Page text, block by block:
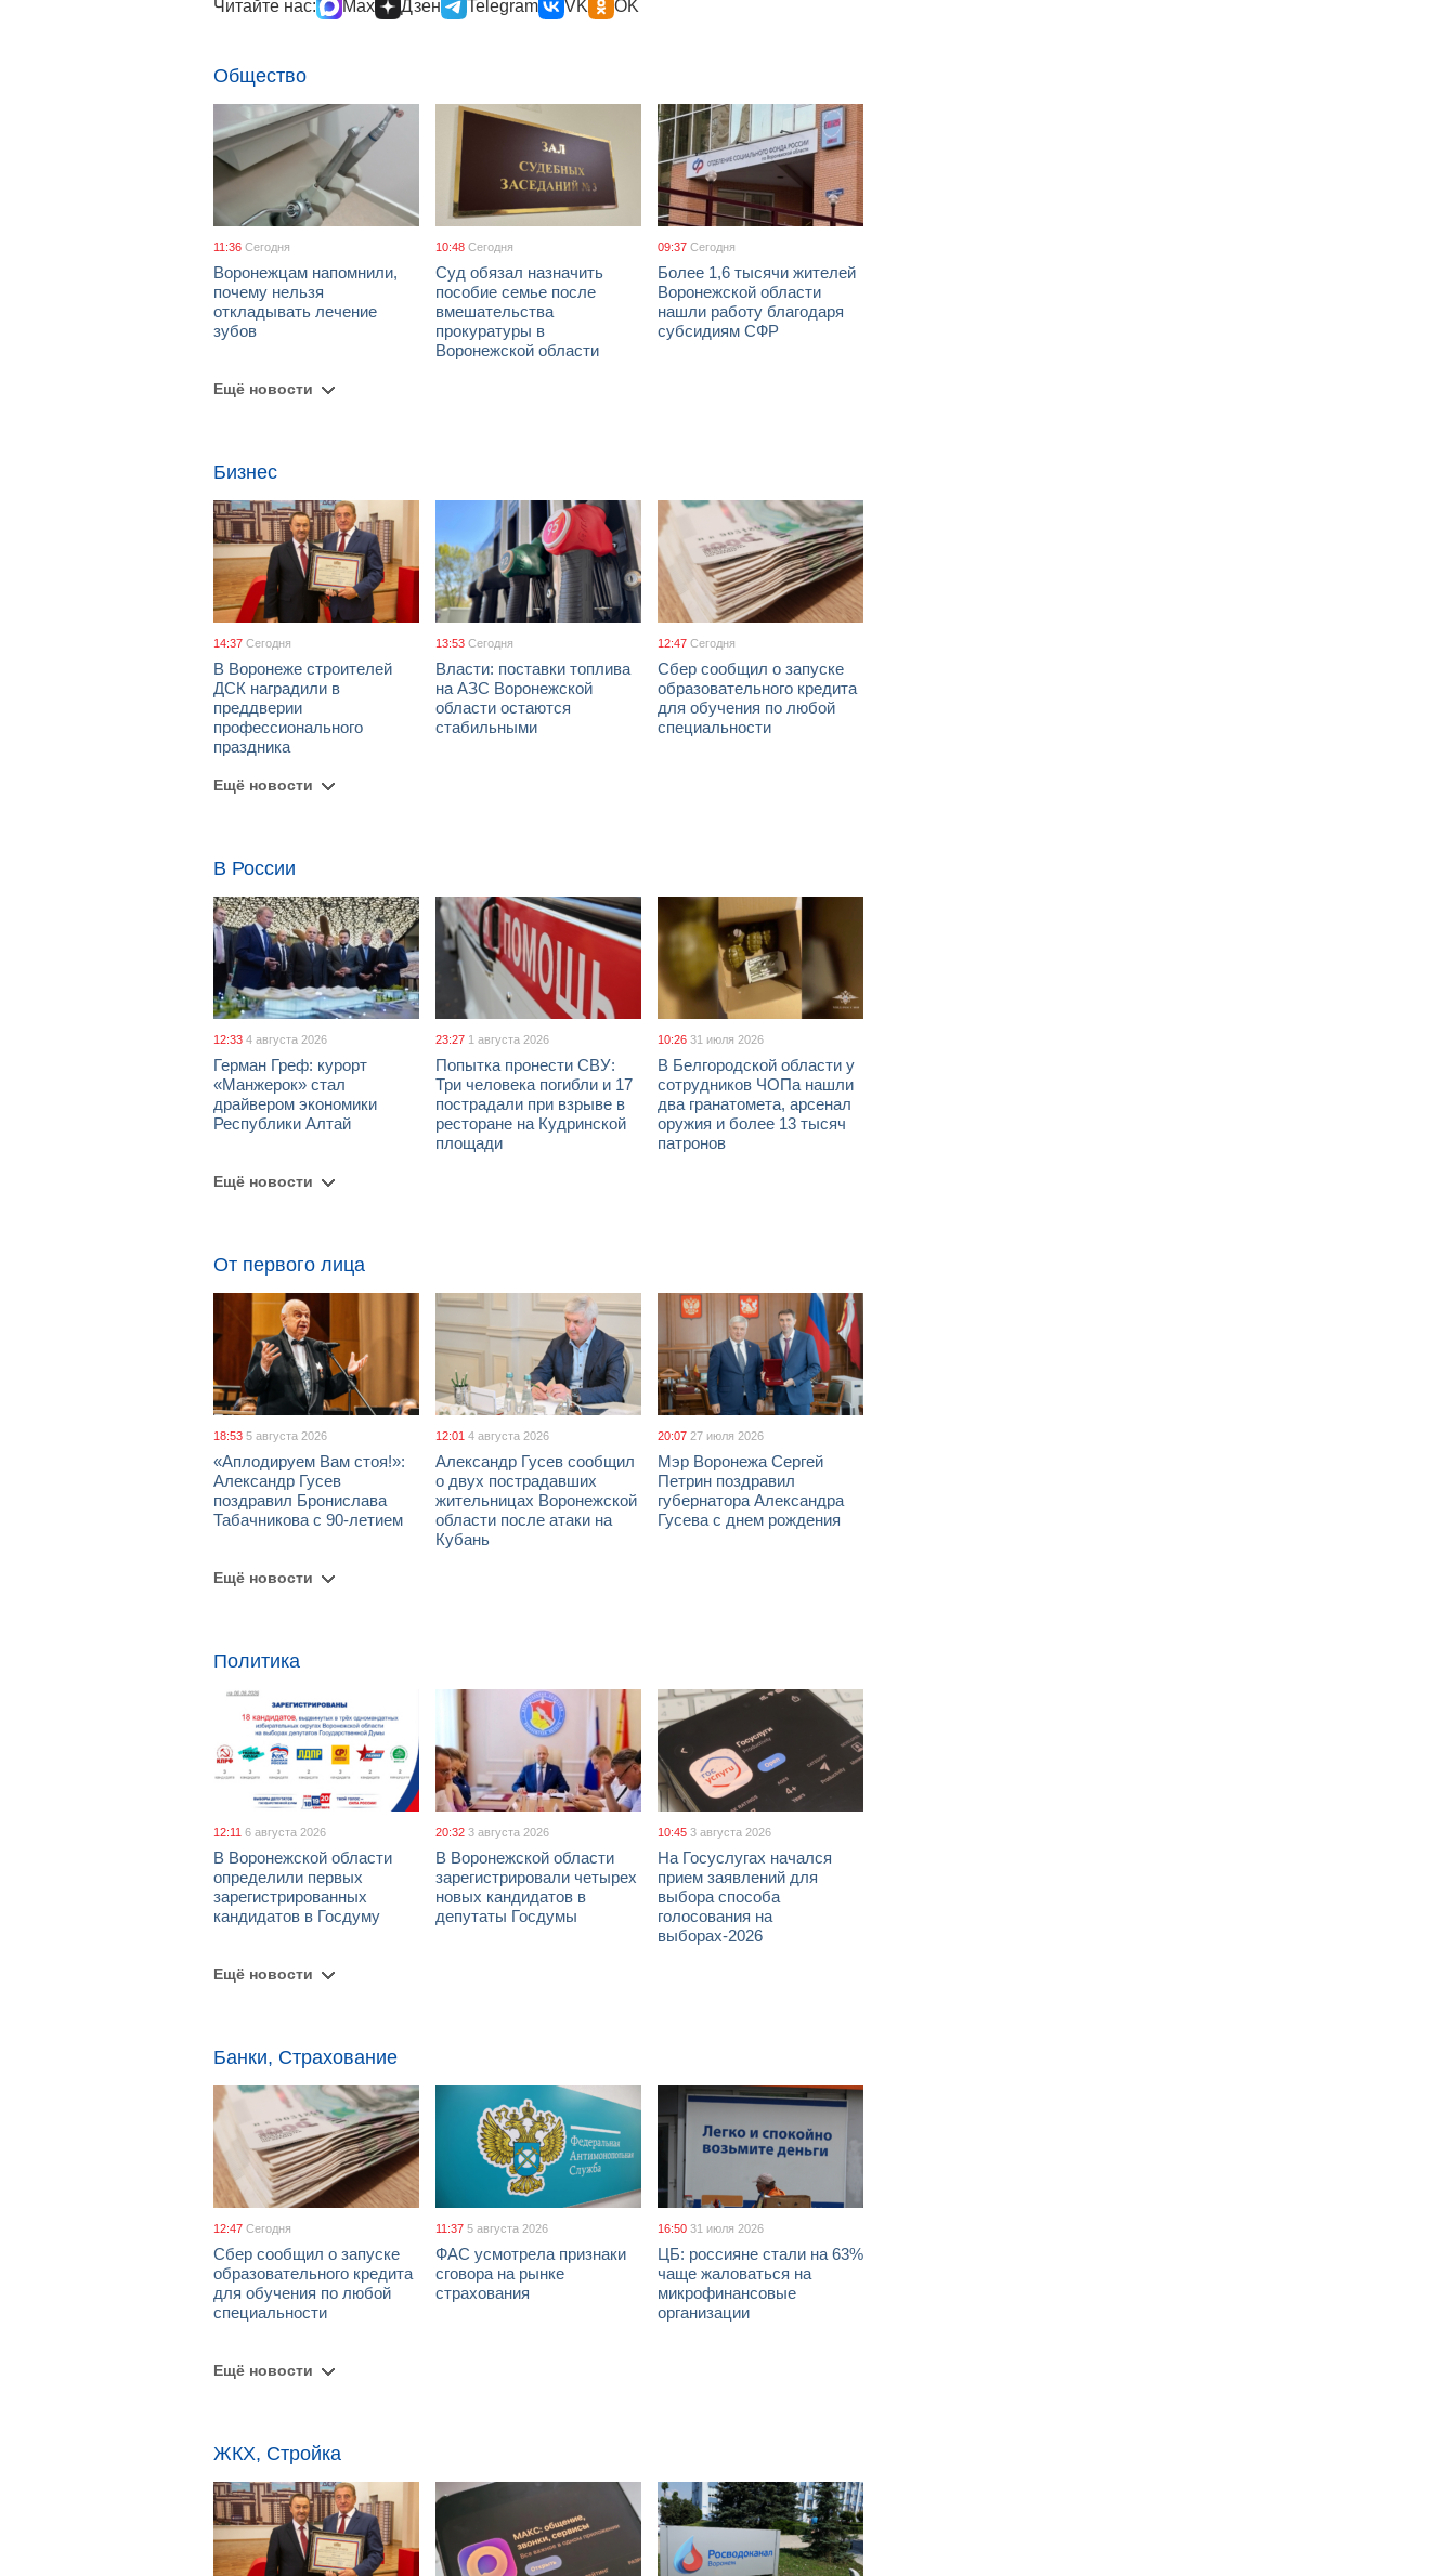
Читайте нас: Max Дзен Telegram VK OK
Общество
11:36 Сегодня
Воронежцам напомнили,
почему нельзя
откладывать лечение
зубов
10:48 Сегодня
Суд обязал назначить
пособие семье после
вмешательства
прокуратуры в
Воронежской области
09:37 Сегодня
Более 1,6 тысячи жителей
Воронежской области
нашли работу благодаря
субсидиям СФР
Ещё новости
Бизнес
14:37 Сегодня
В Воронеже строителей
ДСК наградили в
преддверии
профессионального
праздника
13:53 Сегодня
Власти: поставки топлива
на АЗС Воронежской
области остаются
стабильными
12:47 Сегодня
Сбер сообщил о запуске
образовательного кредита
для обучения по любой
специальности
Ещё новости
В России
12:33 4 августа 2026
Герман Греф: курорт
«Манжерок» стал
драйвером экономики
Республики Алтай
23:27 1 августа 2026
Попытка пронести СВУ:
Три человека погибли и 17
пострадали при взрыве в
ресторане на Кудринской
площади
10:26 31 июля 2026
В Белгородской области у
сотрудников ЧОПа нашли
два гранатомета, арсенал
оружия и более 13 тысяч
патронов
Ещё новости
От первого лица
18:53 5 августа 2026
«Аплодируем Вам стоя!»:
Александр Гусев
поздравил Бронислава
Табачникова с 90-летием
12:01 4 августа 2026
Александр Гусев сообщил
о двух пострадавших
жительницах Воронежской
области после атаки на
Кубань
20:07 27 июля 2026
Мэр Воронежа Сергей
Петрин поздравил
губернатора Александра
Гусева с днем рождения
Ещё новости
Политика
12:11 6 августа 2026
В Воронежской области
определили первых
зарегистрированных
кандидатов в Госдуму
20:32 3 августа 2026
В Воронежской области
зарегистрировали четырех
новых кандидатов в
депутаты Госдумы
10:45 3 августа 2026
На Госуслугах начался
прием заявлений для
выбора способа
голосования на
выборах-2026
Ещё новости
Банки, Страхование
12:47 Сегодня
Сбер сообщил о запуске
образовательного кредита
для обучения по любой
специальности
11:37 5 августа 2026
ФАС усмотрела признаки
сговора на рынке
страхования
16:50 31 июля 2026
ЦБ: россияне стали на 63%
чаще жаловаться на
микрофинансовые
организации
Ещё новости
ЖКХ, Стройка